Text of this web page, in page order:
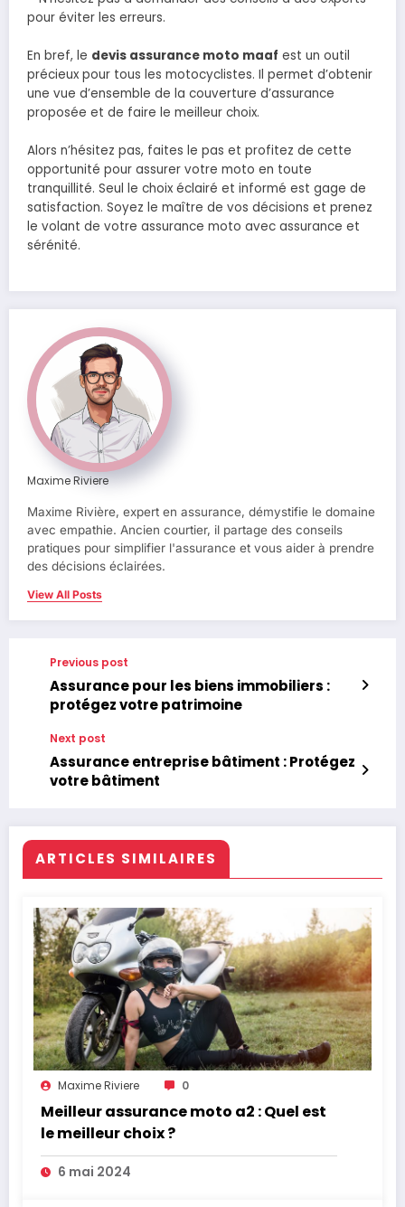
pour éviter les erreurs.
En bref, le devis assurance moto maaf est un outil
précieux pour tous les motocyclistes. Il permet d’obtenir
une vue d’ensemble de la couverture d’assurance
proposée et de faire le meilleur choix.
Alors n’hésitez pas, faites le pas et profitez de cette
opportunité pour assurer votre moto en toute
tranquillité. Seul le choix éclairé et informé est gage de
satisfaction. Soyez le maître de vos décisions et prenez
le volant de votre assurance moto avec assurance et
sérénité.
Maxime Riviere
Maxime Rivière, expert en assurance, démystifie le domaine
avec empathie. Ancien courtier, il partage des conseils
pratiques pour simplifier l'assurance et vous aider à prendre
des décisions éclairées.
View All Posts
Previous post
Assurance pour les biens immobiliers :
protégez votre patrimoine
Next post
Assurance entreprise bâtiment : Protégez
votre bâtiment
ARTICLES SIMILAIRES
Maxime Riviere 0
Meilleur assurance moto a2 : Quel est
le meilleur choix ?
6 mai 2024